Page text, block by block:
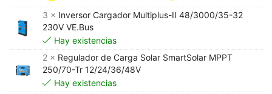
3 × Inversor Cargador Multiplus-II 48/3000/35-32
230V VE.Bus
Hay existencias
2 × Regulador de Carga Solar SmartSolar MPPT
250/70-Tr 12/24/36/48V
Hay existencias